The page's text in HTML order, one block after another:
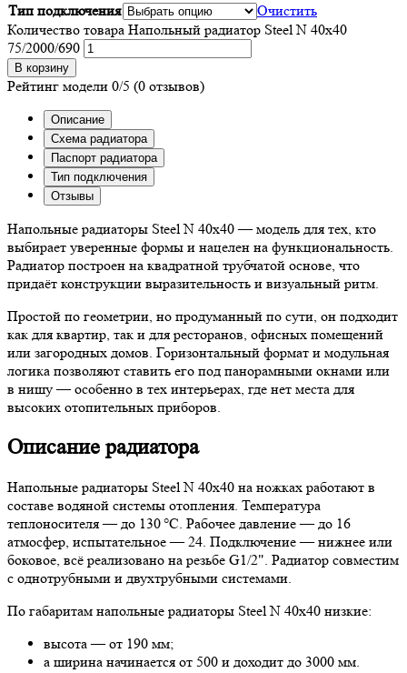
Тип подключения
Очистить
Количество товара Напольный радиатор Steel N 40х40
75/2000/690
В корзину
Рейтинг модели 0/5 (0 отзывов)
Описание
Схема радиатора
Паспорт радиатора
Тип подключения
Отзывы
Напольные радиаторы Steel N 40х40 — модель для тех, кто
выбирает уверенные формы и нацелен на функциональность.
Радиатор построен на квадратной трубчатой основе, что
придаёт конструкции выразительность и визуальный ритм.
Простой по геометрии, но продуманный по сути, он подходит
как для квартир, так и для ресторанов, офисных помещений
или загородных домов. Горизонтальный формат и модульная
логика позволяют ставить его под панорамными окнами или
в нишу — особенно в тех интерьерах, где нет места для
высоких отопительных приборов.
Описание радиатора
Напольные радиаторы Steel N 40х40 на ножках работают в
составе водяной системы отопления. Температура
теплоносителя — до 130 °C. Рабочее давление — до 16
атмосфер, испытательное — 24. Подключение — нижнее или
боковое, всё реализовано на резьбе G1/2". Радиатор совместим
с однотрубными и двухтрубными системами.
По габаритам напольные радиаторы Steel N 40х40 низкие:
высота — от 190 мм;
а ширина начинается от 500 и доходит до 3000 мм.